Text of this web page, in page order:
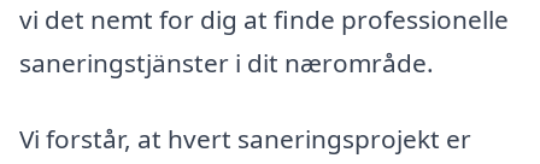
vi det nemt for dig at finde professionelle
saneringstjänster i dit nærområde.
Vi forstår, at hvert saneringsprojekt er